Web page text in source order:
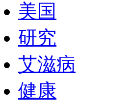
美国
研究
艾滋病
健康